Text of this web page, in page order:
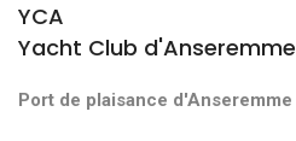
YCA
Yacht Club d'Anseremme
Port de plaisance d'Anseremme